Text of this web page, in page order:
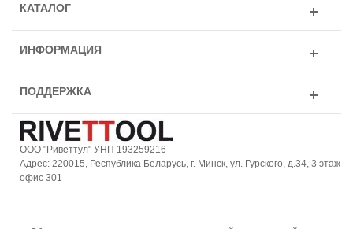
КАТАЛОГ
ИНФОРМАЦИЯ
ПОДДЕРЖКА
ООО "Риветтул" УНП 193259216
Адрес: 220015, Республика Беларусь, г. Минск, ул. Гурского, д.34, 3 этаж
офис 301